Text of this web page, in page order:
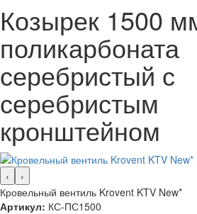
Козырек 1500
поликарбоната
серебристый с
серебристым
кронштейном
‹
›
Кровельный вентиль Krovent KTV New*
Артикул: КС-ПС1500